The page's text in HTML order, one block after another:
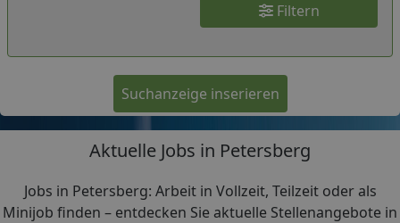
Filtern
Suchanzeige inserieren
Aktuelle Jobs in Petersberg
Jobs in Petersberg: Arbeit in Vollzeit, Teilzeit oder als
Minijob finden – entdecken Sie aktuelle Stellenangebote in